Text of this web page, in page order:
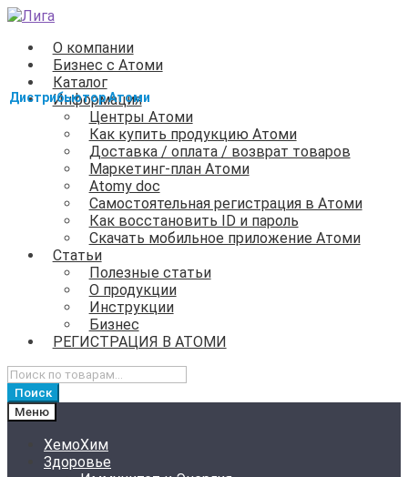
Перейти
навигации
Перейти
содержимому
О компании
Бизнес с Атоми
Каталог
Информация
Центры Атоми
Как купить продукцию Атоми
Доставка / оплата / возврат товаров
Маркетинг-план Атоми
Atomy doc
Самостоятельная регистрация в Атоми
Как восстановить ID и пароль
Скачать мобильное приложение Атоми
Статьи
Полезные статьи
О продукции
Инструкции
Бизнес
РЕГИСТРАЦИЯ В АТОМИ
Искать:
Поиск
Меню
ХемоХим
Здоровье